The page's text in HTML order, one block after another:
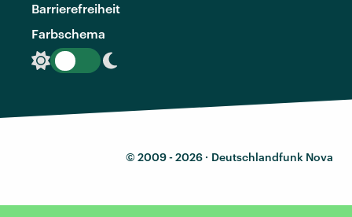
Barrierefreiheit
Farbschema
© 2009 - 2026 · Deutschlandfunk Nova